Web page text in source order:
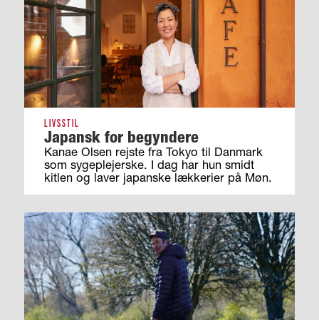
LIVSSTIL
Japansk for begyndere
Kanae Olsen rejste fra Tokyo til Danmark
som sygeplejerske. I dag har hun smidt
kitlen og laver japanske lækkerier på Møn.